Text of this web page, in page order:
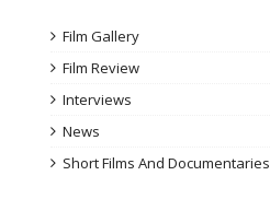
Film Gallery
Film Review
Interviews
News
Short Films And Documentaries